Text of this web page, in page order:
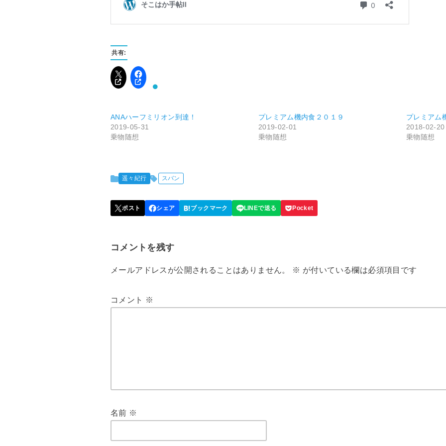
共有:
ANAハーフミリオン到達！
2019-05-31
乗物随想
プレミアム機内食２０１９
2019-02-01
乗物随想
プレミアム
2018-02-20
乗物随想
遥々紀行 スバン
コメントを残す
メールアドレスが公開されることはありません。 ※ が付いている欄は必須項目です
コメント ※
名前 ※